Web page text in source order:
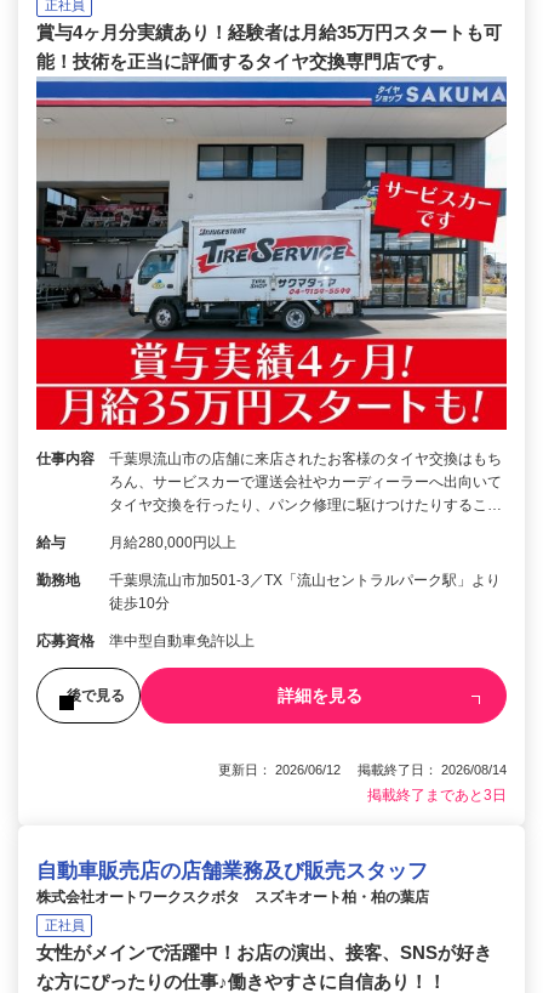
正社員
賞与4ヶ月分実績あり！経験者は月給35万円スタートも可
能！技術を正当に評価するタイヤ交換専門店です。
仕事内容
千葉県流山市の店舗に来店されたお客様のタイヤ交換はもち
ろん、サービスカーで運送会社やカーディーラーへ出向いて
タイヤ交換を行ったり、パンク修理に駆けつけたりするこ…
給与 月給280,000円以上
勤務地
千葉県流山市加501-3／TX「流山セントラルパーク駅」より
徒歩10分
応募資格 準中型自動車免許以上
後で見る 詳細を見る
更新日： 2026/06/12 掲載終了日： 2026/08/14
掲載終了まであと3日
自動車販売店の店舗業務及び販売スタッフ
株式会社オートワークスクボタ スズキオート柏・柏の葉店
正社員
女性がメインで活躍中！お店の演出、接客、SNSが好き
な方にぴったりの仕事♪働きやすさに自信あり！！